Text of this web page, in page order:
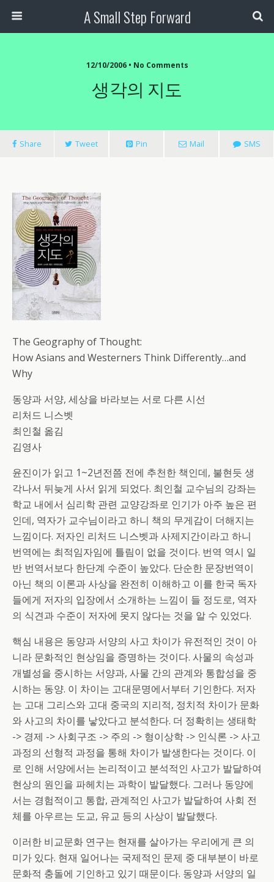
A Small Step Forward
12/10/2006 • No Comments
생각의 지도
Share Tweet Pin Mail SMS
The Geography of Thought:
How Asians and Westerners Think Differently…and
Why
동양과 서양, 세상을 바라보는 서로 다른 시선
리처드 니스벳
최인철 옮김
김영사
윤진이가 읽고 1~2년전쯤 전에 추천한 책인데, 불현듯 생
각나서 뒤늦게 사서 읽게 되었다. 최인철 교수님의 강좌는
학교 내에서 심리학 관련 교양강좌로 인기가 아주 높은 편
인데, 역자가 교수님이라고 하니 책의 무게감이 더해지는
느낌이다. 저자인 리처드 니스벳과 사제지간이라고 하니
번역에는 최적임자임에 틀림이 없을 것이다. 번역 역시 일
반 번역서보다 한단계 수준이 높았다. 단순한 문장번역이
아닌 책의 이론과 사상을 완전히 이해하고 이를 한국 독자
들에게 저자의 입장에서 소개하는 느낌이 들 정도로, 역자
의 식견과 수준이 저자에 못지 않다는 것을 알 수 있었다.
핵심 내용은 동양과 서양의 사고 차이가 유전적인 것이 아
니라 문화적인 현상임을 증명하는 것이다. 사물의 속성과
개별성을 중시하는 서양과, 사물 간의 관계와 통합성을 중
시하는 동양. 이 차이는 고대문명에서부터 기인한다. 저자
는 고대 그리스와 고대 중국의 지리적, 정치적 차이가 문화
와 사고의 차이를 낳았다고 분석한다. 더 정확히는 생태학
-> 경제 -> 사회구조 -> 주의 -> 형이상학 -> 인식론 -> 사고
과정의 선형적 과정을 통해 차이가 발생한다는 것이다. 이
로 인해 서양에서는 논리적이고 분석적인 사고가 발달하여
현상의 원인을 파헤치는 과학이 발달했다. 그러나 동양에
서는 경험적이고 통합, 관계적인 사고가 발달하여 사회 전
체를 아우르는 도교, 유교 등의 사상이 발달했다.
이러한 비교문화 연구는 현재를 살아가는 우리에게 큰 의
미가 있다. 현재 일어나는 국제적인 문제 중 대부분이 바로
문화적 충돌에 기인하고 있기 때문이다. 동양과 서양의 일